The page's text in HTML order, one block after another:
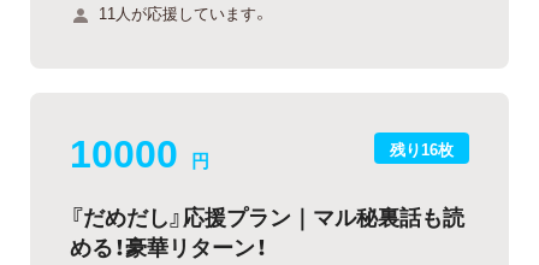
11人が応援しています。
残り16枚
10000 円
『だめだし』応援プラン｜マル秘裏話も読
める！豪華リターン！